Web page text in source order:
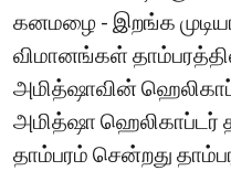
கனமழை - இறங்க
விமானங்கள்
அமித்ஷாவின்
அமித்ஷா ஹெலிகாப்டர்
தாம்பரம் சென்றது